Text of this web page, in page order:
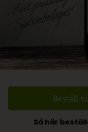
Beställ
Så här